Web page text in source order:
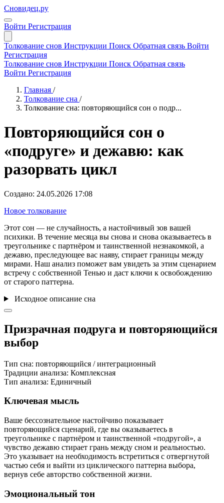
Сновидец.ру
Войти Регистрация
Толкование снов Инструкции Поиск Обратная связь Войти
Регистрация
Толкование снов Инструкции Поиск Обратная связь
Войти Регистрация
Главная /
Толкование сна /
Толкование сна: повторяющийся сон о подр...
Повторяющийся сон о
«подруге» и дежавю: как
разорвать цикл
Создано: 24.05.2026 17:08
Новое толкование
Этот сон — не случайность, а настойчивый зов вашей
психики. В течение месяца вы снова и снова оказываетесь в
треугольнике с партнёром и таинственной незнакомкой, а
дежавю, преследующее вас наяву, стирает границы между
мирами. Наш анализ поможет вам увидеть за этим сценарием
встречу с собственной Тенью и даст ключи к освобождению
от старого паттерна.
Исходное описание сна
Призрачная подруга и повторяющийся
выбор
Тип сна: повторяющийся / интеграционный
Традиции анализа: Комплексная
Тип анализа: Единичный
Ключевая мысль
Ваше бессознательное настойчиво показывает
повторяющийся сценарий, где вы оказываетесь в
треугольнике с партнёром и таинственной «подругой», а
чувство дежавю стирает грань между сном и реальностью.
Это указывает на необходимость встретиться с отвергнутой
частью себя и выйти из циклического паттерна выбора,
вернув себе авторство собственной жизни.
Эмоциональный тон